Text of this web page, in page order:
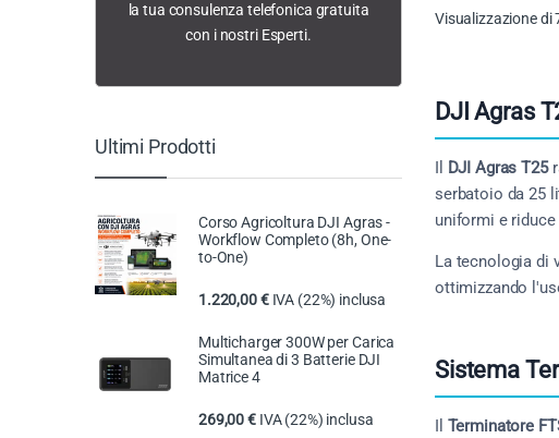
Visualizzazione di
DJI Agras
Il DJI Agras T25
serbatoio da 25
uniformi e
La tecnologia di
ottimizzando
Sistema
Il Terminatore
la tua consulenza telefonica gratuita
con i nostri Esperti.
Ultimi Prodotti
Corso Agricoltura DJI Agras -
Workflow Completo (8h, One-
to-One)
1.220,00€ IVA (22%) inclusa
Multicharger 300W per Carica
Simultanea di 3 Batterie DJI
Matrice 4
269,00€ IVA (22%) inclusa